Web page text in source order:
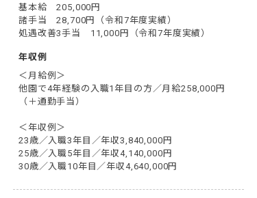
基本給　205,000円
諸手当　28,700円（令和7年度実績）
処遇改善3手当　11,000円（令和7年度実績）
年収例
＜月給例＞
他園で4年経験の入職1年目の方／月給258,000円
（＋通勤手当）
＜年収例＞
23歳／入職3年目／年収3,840,000円
25歳／入職5年目／年収4,140,000円
30歳／入職10年目／年収4,640,000円